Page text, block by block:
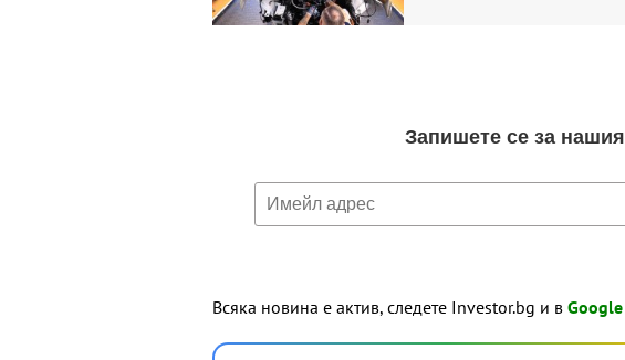
Всяка новина е актив, следете Investor.bg и в